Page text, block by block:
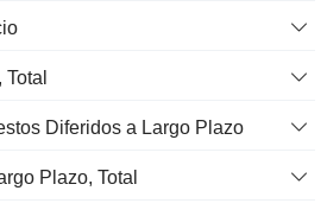
Diferidos a Largo Plazo
Plazo, Total